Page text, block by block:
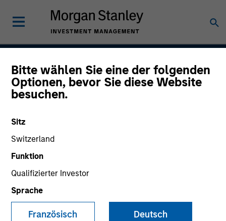
Bitte wählen Sie eine der folgenden
Optionen, bevor Sie diese Website
besuchen.
Sitz
Switzerland
Funktion
Qualifizierter Investor
Sprache
Französisch Deutsch
Atlanta Capital High
Quality Premier
Strategy Inception
April 1993
Asset Class
Securitized